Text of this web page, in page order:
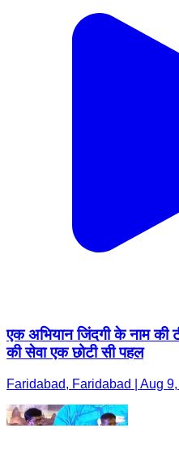
एक अभियान जिंदगी के नाम की
की सेवा एक छोटी सी पहल
Faridabad, Faridabad | Aug